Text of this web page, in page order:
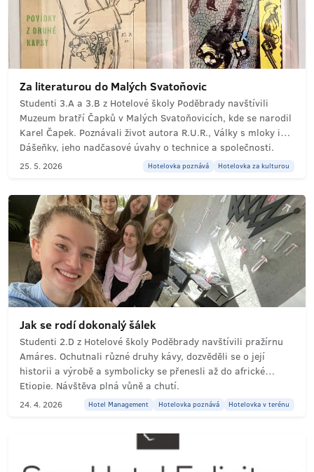
Za literaturou do Malých Svatoňovic
Studenti 3.A a 3.B z Hotelové školy Poděbrady navštívili
Muzeum bratří Čapků v Malých Svatoňovicích, kde se narodil
Karel Čapek. Poznávali život autora R.U.R., Války s mloky i
Dášeňky, jeho nadčasové úvahy o technice a společnosti.
Literární exkurze plná objevů v rodném domě spisovatele,
okamžiky."
25. 5. 2026 Hotelovka poznává Hotelovka za kulturou
Jak se rodí dokonalý šálek
Studenti 2.D z Hotelové školy Poděbrady navštívili pražírnu
Amáres. Ochutnali různé druhy kávy, dozvěděli se o její
historii a výrobě a symbolicky se přenesli až do africké
Etiopie. Návštěva plná vůně a chutí.
24. 4. 2026 Hotel Management Hotelovka poznává Hotelovka v terénu